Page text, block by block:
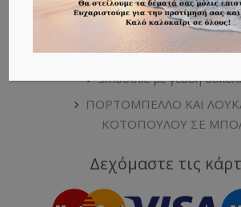
Πρόσφατα Άρθρα
Smoothie με
Smoothie με γεύση
ΠΟΡΤΟΜΠΕΛΛΟ ΚΑΙ
ΚΟΤΟΠΟΥΛΟΥ ΣΕ
Δεχόμαστε τις